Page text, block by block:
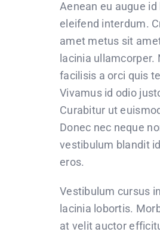
Aenean eu augue id
eleifend interdum.
amet metus sit
lacinia ullamcorper.
facilisis a orci quis
Vivamus id odio
Curabitur ut
Donec nec neque
vestibulum blandit
eros.
Vestibulum cursus
lacinia lobortis.
at velit auctor